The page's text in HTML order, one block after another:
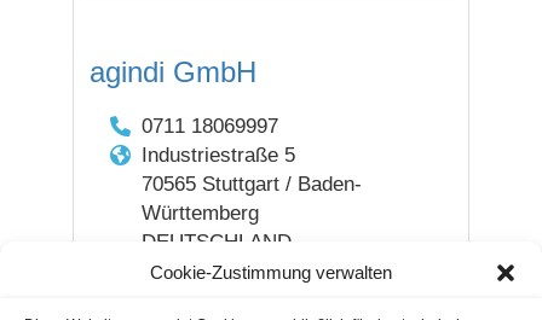
Cookie-Zustimmung verwalten
agindi GmbH
0711 18069997
Industriestraße 5
70565 Stuttgart / Baden-
Württemberg
DEUTSCHLAND